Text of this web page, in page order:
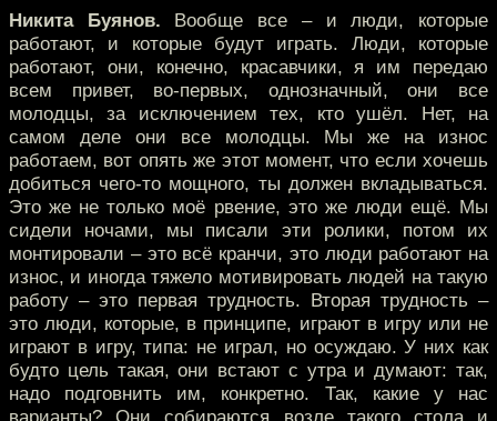
Никита Буянов. Вообще все – и люди, которые
работают, и которые будут играть. Люди, которые
работают, они, конечно, красавчики, я им передаю
всем привет, во-первых, однозначный, они все
молодцы, за исключением тех, кто ушёл. Нет, на
самом деле они все молодцы. Мы же на износ
работаем, вот опять же этот момент, что если хочешь
добиться чего-то мощного, ты должен вкладываться.
Это же не только моё рвение, это же люди ещё. Мы
сидели ночами, мы писали эти ролики, потом их
монтировали – это всё кранчи, это люди работают на
износ, и иногда тяжело мотивировать людей на такую
работу – это первая трудность. Вторая трудность –
это люди, которые, в принципе, играют в игру или не
играют в игру, типа: не играл, но осуждаю. У них как
будто цель такая, они встают с утра и думают: так,
надо подговнить им, конкретно. Так, какие у нас